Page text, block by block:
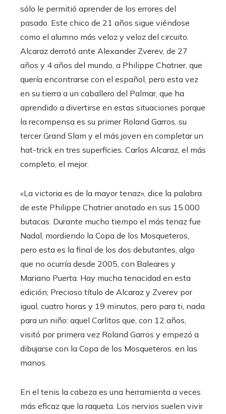
sólo le permitió aprender de los errores del
pasado. Este chico de 21 años sigue viéndose
como el alumno más veloz y veloz del circuito.
Alcaraz derrotó ante Alexander Zverev, de 27
años y 4 años del mundo, a Philippe Chatrier, que
quería encontrarse con el español, pero esta vez
en su tierra a un caballero del Palmar, que ha
aprendido a divertirse en estas situaciones porque
la recompensa es su primer Roland Garros, su
tercer Grand Slam y el más joven en completar un
hat-trick en tres superficies. Carlos Alcaraz, el más
completo, el mejor.
«La victoria es de la mayor tenaz», dice la palabra
de este Philippe Chatrier anotado en sus 15.000
butacas. Durante mucho tiempo el más tenaz fue
Nadal, mordiendo la Copa de los Mosqueteros,
pero esta es la final de los dos debutantes, algo
que no ocurría desde 2005, con Baleares y
Mariano Puerta. Hay mucha tenacidad en esta
edición; Precioso título de Alcaraz y Zverev por
igual, cuatro horas y 19 minutos, pero para ti, nada
para un niño: aquel Carlitos que, con 12 años,
visitó por primera vez Roland Garros y empezó a
dibujarse con la Copa de los Mosqueteros. en las
manos.
En el tenis la cabeza es una herramienta a veces
más eficaz que la raqueta. Los nervios suelen vivir